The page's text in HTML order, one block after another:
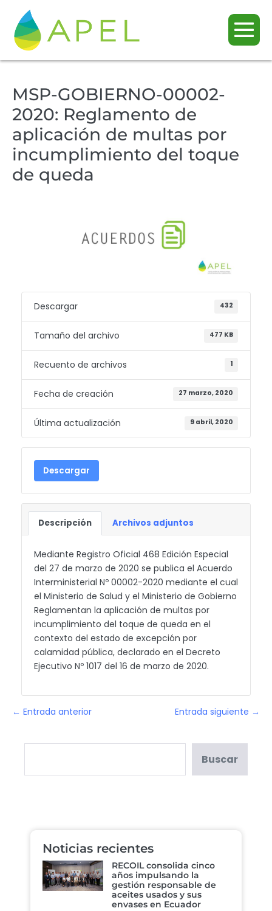
MSP-GOBIERNO-00002-
2020: Reglamento de
aplicación de multas por
incumplimiento del toque
de queda
Descargar 432
Tamaño del archivo 477 KB
Recuento de archivos 1
Fecha de creación 27 marzo, 2020
Última actualización 9 abril, 2020
Descargar
Descripción Archivos adjuntos
Mediante Registro Oficial 468 Edición Especial
del 27 de marzo de 2020 se publica el Acuerdo
Interministerial Nº 00002-2020 mediante el cual
el Ministerio de Salud y el Ministerio de Gobierno
Reglamentan la aplicación de multas por
incumplimiento del toque de queda en el
contexto del estado de excepción por
calamidad pública, declarado en el Decreto
Ejecutivo Nº 1017 del 16 de marzo de 2020.
← Entrada anterior Entrada siguiente →
Buscar
Noticias recientes
RECOIL consolida cinco
años impulsando la
gestión responsable de
aceites usados y sus
envases en Ecuador